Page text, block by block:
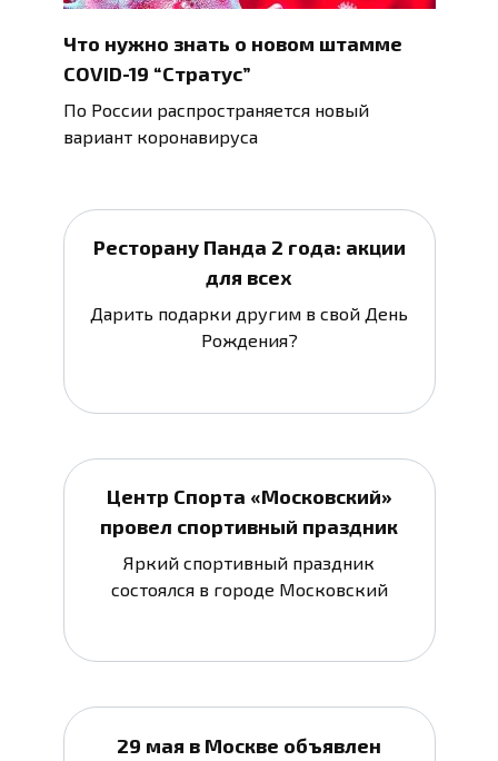
Что нужно знать о новом штамме
COVID-19 “Стратус”
По России распространяется новый
вариант коронавируса
Ресторану Панда 2 года: акции
для всех
Дарить подарки другим в свой День
Рождения?
Центр Спорта «Московский»
провел спортивный праздник
Яркий спортивный праздник
состоялся в городе Московский
29 мая в Москве объявлен